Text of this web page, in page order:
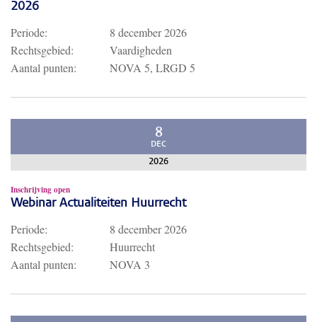
2026
Periode:
8 december 2026
Rechtsgebied:
Vaardigheden
Aantal punten:
NOVA 5, LRGD 5
8
DEC
2026
Inschrijving open
Webinar Actualiteiten Huurrecht
Periode:
8 december 2026
Rechtsgebied:
Huurrecht
Aantal punten:
NOVA 3